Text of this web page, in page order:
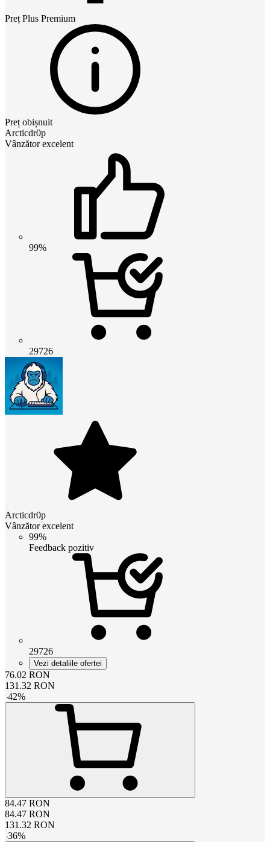
Preț Plus Premium
Preț obișnuit
Arcticdr0p
Vânzător excelent
99%
29726
Arcticdr0p
Vânzător excelent
99%
Feedback pozitiv
29726
Vezi detaliile ofertei
76.02 RON
131.32 RON
-42%
84.47 RON
84.47 RON
131.32 RON
-36%